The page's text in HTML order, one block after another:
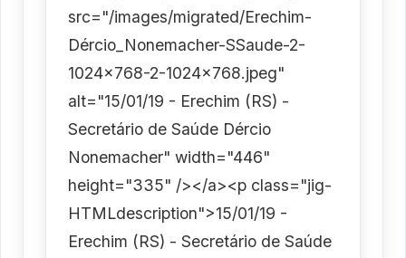
src="/images/migrated/Erechim-
Dércio_Nonemacher-SSaude-2-
1024x768-2-1024x768.jpeg"
alt="15/01/19 - Erechim (RS) -
Secretário de Saúde Dércio
Nonemacher" width="446"
height="335" /></a><p class="jig-
HTMLdescription">15/01/19 -
Erechim (RS) - Secretário de Saúde